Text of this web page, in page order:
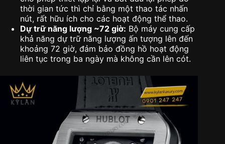
thời gian tức thì chỉ bằng một thao tác nhấn
nút, rất hữu ích cho các hoạt động thể thao.
Dự trữ năng lượng ~72 giờ: Bộ máy cung cấp
khả năng dự trữ năng lượng ấn tượng lên đến
khoảng 72 giờ, đảm bảo đồng hồ hoạt động
liên tục trong ba ngày mà không cần lên cót.